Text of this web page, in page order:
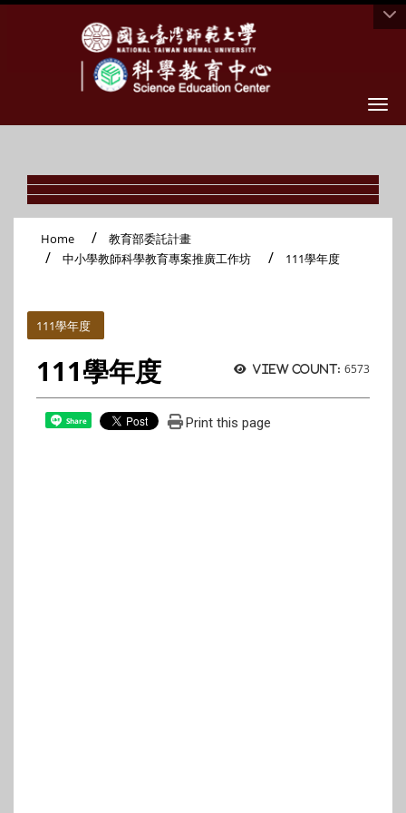
Home
教育部委託計畫
中小學教師科學教育專案推廣工作坊
111學年度
111學年度
View count: 6573
111學年度
Share Print this page